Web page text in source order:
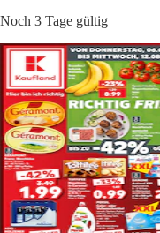
Noch 3 Tage gültig